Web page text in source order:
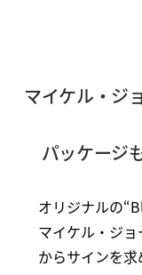
マイケル・ジ
パッケージ
オリジナルの
マイケル・ジ
からサインを